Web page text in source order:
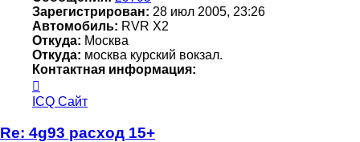
Зарегистрирован: 28 июл 2005, 23:26
Автомобиль: RVR X2
Откуда: Москва
Откуда: москва курский вокзал.
Контактная информация:
информация
пользователя
mek
ICQ Сайт
Re: 4g93 расход 15+